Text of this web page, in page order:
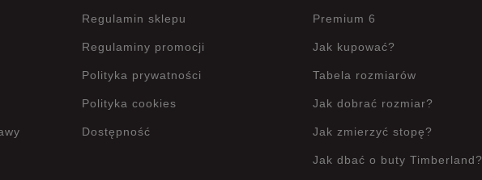
Regulamin sklepu
Regulaminy promocji
Polityka prywatności
Polityka cookies
Dostępność
Premium 6
Jak kupować?
Tabela rozmiarów
Jak dobrać rozmiar?
Jak zmierzyć stopę?
Jak dbać o buty Timberland?